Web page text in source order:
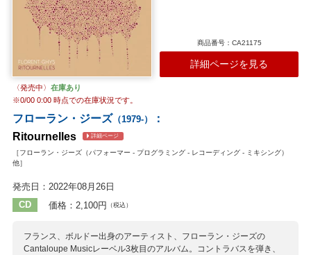
商品番号：CA21175
詳細ページを見る
〈発売中〉 在庫あり
※0/00 0:00時点での在庫状況です。
フローラン・ジーズ （1979-）
：
Ritournelles
詳細ページ
［フローラン・ジーズ（パフォーマー - プログラミング - レコーディング - ミキシング）
他］
発売日：2022年08月26日
CD
価格：2,100円 （税込）
フランス、ボルドー出身のアーティスト、フローラン・ジーズの
Cantaloupe Musicレーベル3枚目のアルバム。コントラバスを弾き、